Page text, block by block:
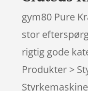
gym80 Pure
stor
rigtig gode
Produkter >